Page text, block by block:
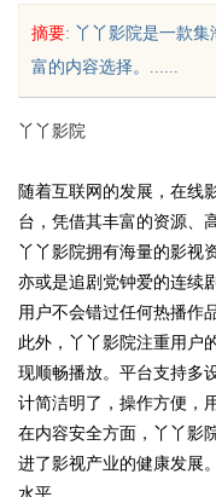
uz
摘要: 丫丫影院是一款
富的内容选择。......
丫丫影院
随着互联网的发展，在线
台，凭借其丰富的资源、
丫丫影院拥有海量的影视
亦或是追剧党钟爱的连续
用户不会错过任何热播作品
此外，丫丫影院注重用户
现顺畅播放。平台支持多
计简洁明了，操作方便，
在内容安全方面，丫丫影
进了影视产业的健康发展
实验室，标准化研